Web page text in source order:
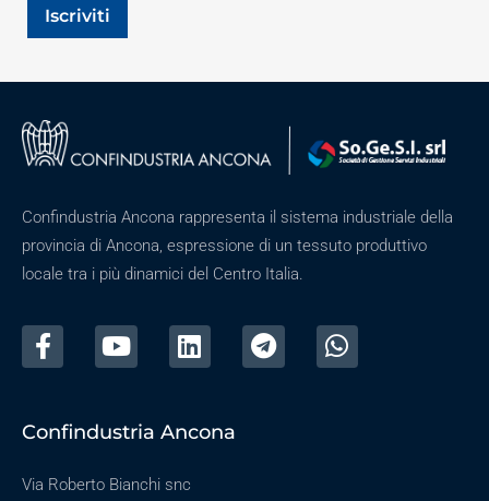
Iscriviti
Confindustria Ancona rappresenta il sistema industriale della
provincia di Ancona, espressione di un tessuto produttivo
locale tra i più dinamici del Centro Italia.
Confindustria Ancona
Via Roberto Bianchi snc